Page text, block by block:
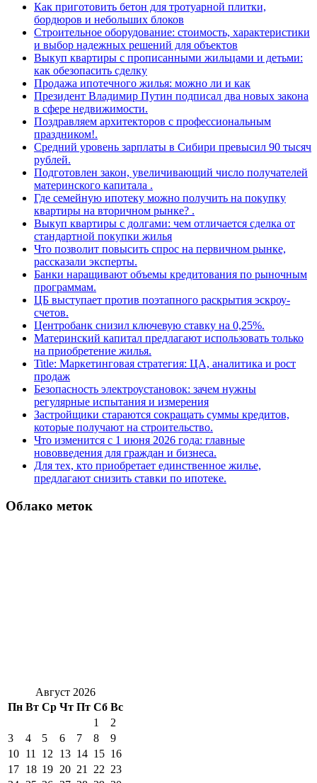
Как приготовить бетон для тротуарной плитки,
бордюров и небольших блоков
Строительное оборудование: стоимость, характеристики
и выбор надежных решений для объектов
Выкуп квартиры с прописанными жильцами и детьми:
как обезопасить сделку
Продажа ипотечного жилья: можно ли и как
Президент Владимир Путин подписал два новых закона
в сфере недвижимости.
Поздравляем архитекторов с профессиональным
праздником!.
Средний уровень зарплаты в Сибири превысил 90 тысяч
рублей.
Подготовлен закон, увеличивающий число получателей
материнского капитала .
Где семейную ипотеку можно получить на покупку
квартиры на вторичном рынке? .
Выкуп квартиры с долгами: чем отличается сделка от
стандартной покупки жилья
Что позволит повысить спрос на первичном рынке,
рассказали эксперты.
Банки наращивают объемы кредитования по рыночным
программам.
ЦБ выступает против поэтапного раскрытия эскроу-
счетов.
Центробанк снизил ключевую ставку на 0,25%.
Материнский капитал предлагают использовать только
на приобретение жилья.
Title: Маркетинговая стратегия: ЦА, аналитика и рост
продаж
Безопасность электроустановок: зачем нужны
регулярные испытания и измерения
Застройщики стараются сокращать суммы кредитов,
которые получают на строительство.
Что изменится с 1 июня 2026 года: главные
нововведения для граждан и бизнеса.
Для тех, кто приобретает единственное жилье,
предлагают снизить ставки по ипотеке.
Облако меток
Август 2026
Пн Вт Ср Чт Пт Сб Вс
1
2
3
4 5 6 7 8
9
10 11 12 13 14 15 16
17 18 19 20 21 22 23